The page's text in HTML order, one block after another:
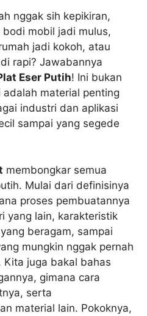
nggak sih kepikiran,
mobil jadi mulus,
jadi kokoh, atau
rapi? Jawabannya
Eser Putih! Ini bukan
material penting
industri dan aplikasi
sampai yang segede
membongkar semua
Mulai dari definisinya
proses pembuatannya
yang lain, karakteristik
beragam, sampai
mungkin nggak pernah
Kita juga bakal bahas
gimana cara
serta
material lain. Pokoknya,